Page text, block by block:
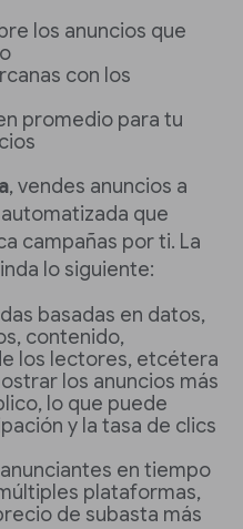
los anuncios que
con los
promedio para tu
, vendes anuncios a
que
campañas por ti. La
lo siguiente:
basadas en datos,
contenido,
los lectores, etcétera
los anuncios más
lo que puede
y la tasa de clics
en tiempo
plataformas,
de subasta más